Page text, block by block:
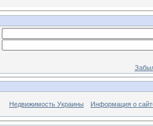
Недвижимость Украины Информация о